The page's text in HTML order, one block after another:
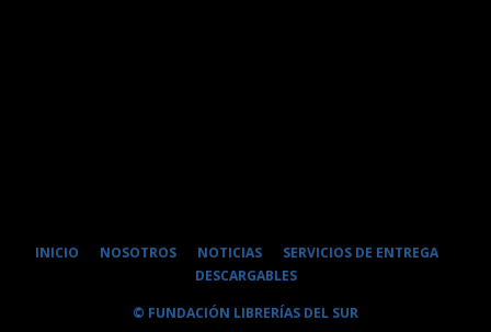
INICIO NOSOTROS NOTICIAS
SERVICIOS DE ENTREGA
DESCARGABLES
© FUNDACIÓN LIBRERÍAS DEL SUR